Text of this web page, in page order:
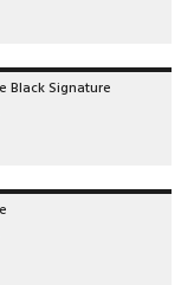
Black Signature